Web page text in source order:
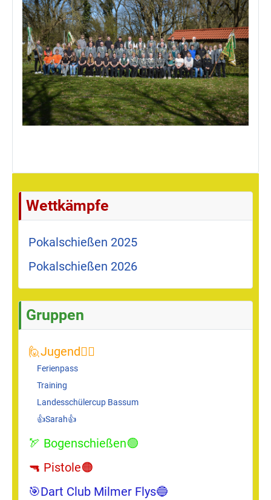
Wettkämpfe
Pokalschießen 2025
Pokalschießen 2026
Gruppen
🙋Jugend🙋‍♂️
Ferienpass
Training
Landesschülercup Bassum
👍Sarah👍
🏹 Bogenschießen🟢
🔫 Pistole🟠
🎯Dart Club Milmer Flys🔵